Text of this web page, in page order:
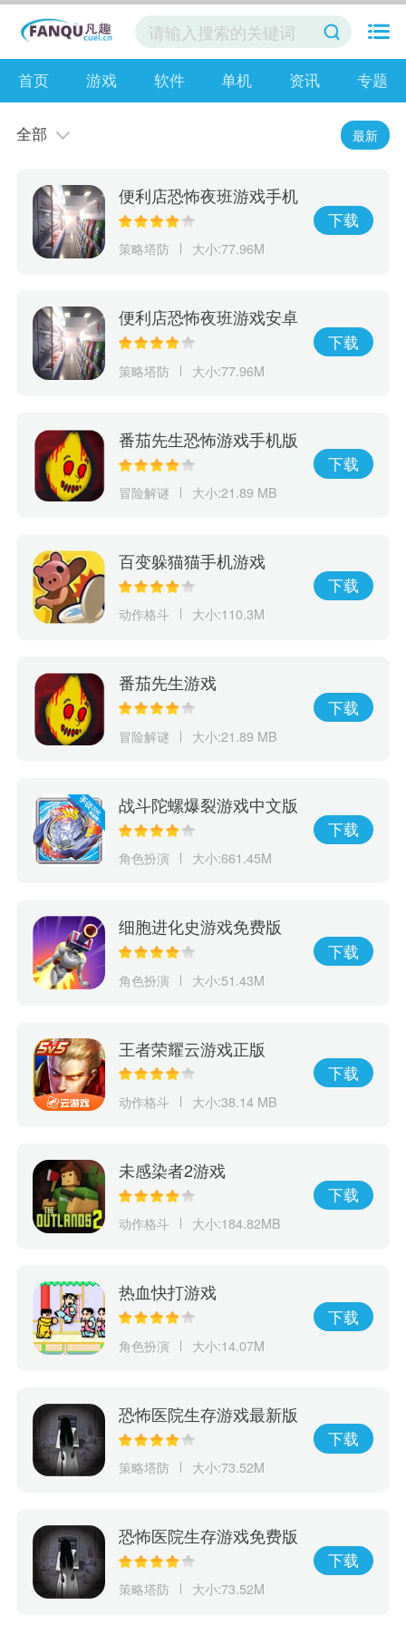
首页 游戏 软件 单机 资讯 专题
全部 最新
便利店恐怖夜班游戏手机
版
策略塔防 大小:77.96M
下载
便利店恐怖夜班游戏安卓
版
策略塔防 大小:77.96M
下载
番茄先生恐怖游戏手机版
冒险解谜 大小:21.89 MB
下载
百变躲猫猫手机游戏
动作格斗 大小:110.3M
下载
番茄先生游戏
冒险解谜 大小:21.89 MB
下载
战斗陀螺爆裂游戏中文版
角色扮演 大小:661.45M
下载
细胞进化史游戏免费版
角色扮演 大小:51.43M
下载
王者荣耀云游戏正版
动作格斗 大小:38.14 MB
下载
未感染者2游戏
动作格斗 大小:184.82MB
下载
热血快打游戏
角色扮演 大小:14.07M
下载
恐怖医院生存游戏最新版
本
策略塔防 大小:73.52M
下载
恐怖医院生存游戏免费版
策略塔防 大小:73.52M
下载